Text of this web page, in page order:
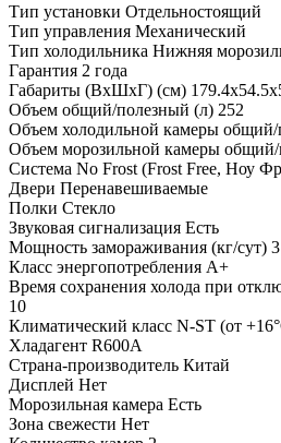
Тип установки Отдельностоящий
Тип управления Механический
Тип холодильника Нижняя
Гарантия 2 года
Габариты (ВхШхГ) (см)
Объем общий/полезный (л) 252
Объем холодильной камеры
Объем морозильной камеры
Система No Frost (Frost Free, Ноу
Двери Перенавешиваемые
Полки Стекло
Звуковая сигнализация Есть
Мощность замораживания (кг/сут) 3
Класс энергопотребления A+
Время сохранения холода при
10
Климатический класс N-ST (от
Хладагент R600A
Страна-производитель Китай
Дисплей Нет
Морозильная камера Есть
Зона свежести Нет